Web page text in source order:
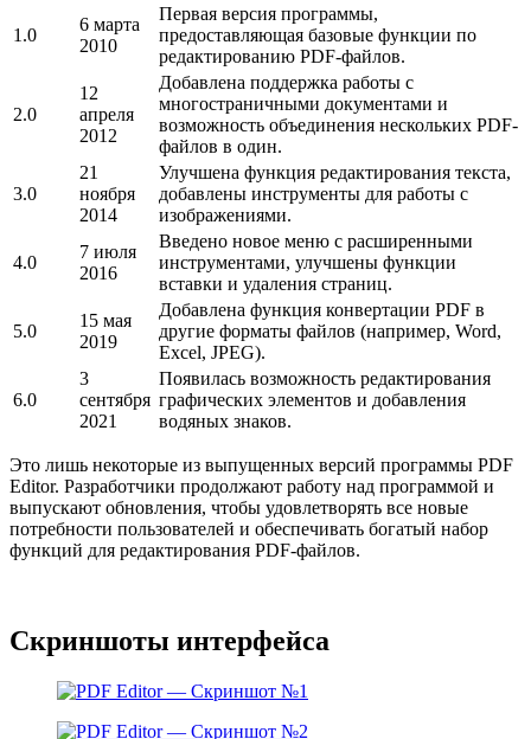
1.0
6 марта
2010
Первая версия программы,
предоставляющая базовые функции по
редактированию PDF-файлов.
2.0
12
апреля
2012
Добавлена поддержка работы с
многостраничными документами и
возможность объединения нескольких PDF-
файлов в один.
3.0
21
ноября
2014
Улучшена функция редактирования текста,
добавлены инструменты для работы с
изображениями.
4.0
7 июля
2016
Введено новое меню с расширенными
инструментами, улучшены функции
вставки и удаления страниц.
5.0
15 мая
2019
Добавлена функция конвертации PDF в
другие форматы файлов (например, Word,
Excel, JPEG).
6.0
3
сентября
2021
Появилась возможность редактирования
графических элементов и добавления
водяных знаков.
Это лишь некоторые из выпущенных версий программы PDF
Editor. Разработчики продолжают работу над программой и
выпускают обновления, чтобы удовлетворять все новые
потребности пользователей и обеспечивать богатый набор
функций для редактирования PDF-файлов.
Скриншоты интерфейса